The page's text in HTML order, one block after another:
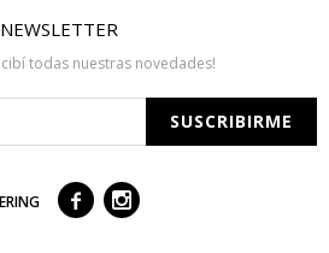
NEWSLETTER
todas nuestras novedades!
SUSCRIBIRME
 